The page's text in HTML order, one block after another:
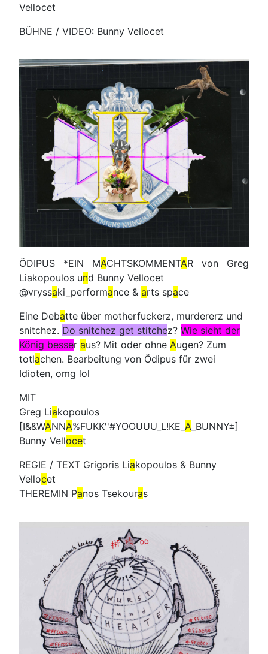
Vellocet
BÜHNE / VIDEO: Bunny Vellocet
ÖDIPUS *EIN MACHTSKOMMENTAR von Greg
Liakopoulos und Bunny Vellocet
@vryssaki_performance & arts space
Eine Debatte über motherfuckerz, murdererz und
snitchez. Do snitchez get stitchez? Wie sieht der
König besser aus? Mit oder ohne Augen? Zum
totlachen. Bearbeitung von Ödipus für zwei
Idioten, omg lol
MIT
Greg Liakopoulos
[I&&WANNA%FUKK''#YOOUUU_L!KE_ A _BUNNY±]
Bunny Vellocet
REGIE / TEXT Grigoris Liakopoulos & Bunny
Vellocet
THEREMIN Panos Tsekouras